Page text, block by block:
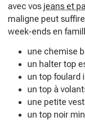
avec vos jeans et
maligne peut
week-ends en
une chemise
un halter top
un top foulard
un top à
une petite
un top noir